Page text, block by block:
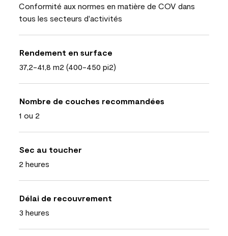
Conformité aux normes en matière de COV dans
tous les secteurs d'activités
Rendement en surface
37,2-41,8 m2 (400-450 pi2)
Nombre de couches recommandées
1 ou 2
Sec au toucher
2 heures
Délai de recouvrement
3 heures